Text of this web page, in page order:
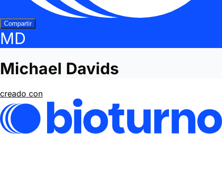
Compartir
MD
Michael Davids
creado con